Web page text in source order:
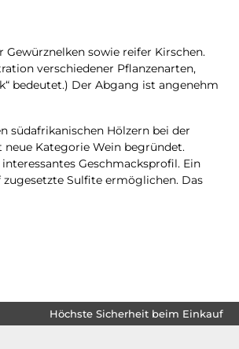
sowie reifer Kirschen.
verschiedener Pflanzenarten,
bedeutet.) Der Abgang ist angenehm
südafrikanischen Hölzern bei der
Kategorie Wein begründet.
Geschmacksprofil. Ein
Sulfite ermöglichen. Das
Höchste Sicherheit beim Einkauf